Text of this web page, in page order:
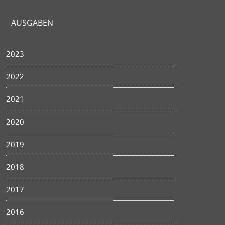
AUSGABEN
2023
2022
2021
2020
2019
2018
2017
2016